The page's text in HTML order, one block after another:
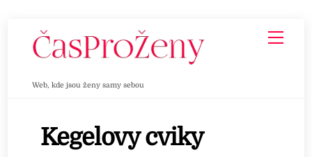
Web, kde jsou ženy samy sebou
Kegelovy cviky